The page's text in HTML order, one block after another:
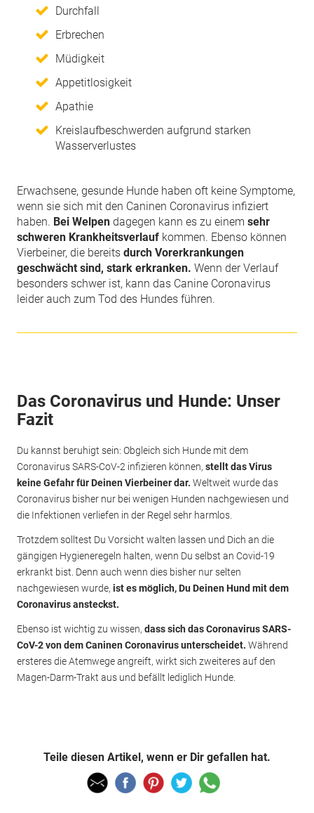
Durchfall
Erbrechen
Müdigkeit
Appetitlosigkeit
Apathie
Kreislaufbeschwerden aufgrund starken
Wasserverlustes
Erwachsene, gesunde Hunde haben oft keine Symptome,
wenn sie sich mit den Caninen Coronavirus infiziert
haben. Bei Welpen dagegen kann es zu einem sehr
schweren Krankheitsverlauf kommen. Ebenso können
Vierbeiner, die bereits durch Vorerkrankungen
geschwächt sind, stark erkranken. Wenn der Verlauf
besonders schwer ist, kann das Canine Coronavirus
leider auch zum Tod des Hundes führen.
Das Coronavirus und Hunde: Unser
Fazit
Du kannst beruhigt sein: Obgleich sich Hunde mit dem
Coronavirus SARS-CoV-2 infizieren können, stellt das Virus
keine Gefahr für Deinen Vierbeiner dar. Weltweit wurde das
Coronavirus bisher nur bei wenigen Hunden nachgewiesen und
die Infektionen verliefen in der Regel sehr harmlos.
Trotzdem solltest Du Vorsicht walten lassen und Dich an die
gängigen Hygieneregeln halten, wenn Du selbst an Covid-19
erkrankt bist. Denn auch wenn dies bisher nur selten
nachgewiesen wurde, ist es möglich, Du Deinen Hund mit dem
Coronavirus ansteckst.
Ebenso ist wichtig zu wissen, dass sich das Coronavirus SARS-
CoV-2 von dem Caninen Coronavirus unterscheidet. Während
ersteres die Atemwege angreift, wirkt sich zweiteres auf den
Magen-Darm-Trakt aus und befällt lediglich Hunde.
Teile diesen Artikel, wenn er Dir gefallen hat.